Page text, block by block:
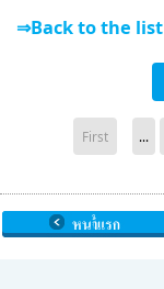
⇒Back to the list
First ...